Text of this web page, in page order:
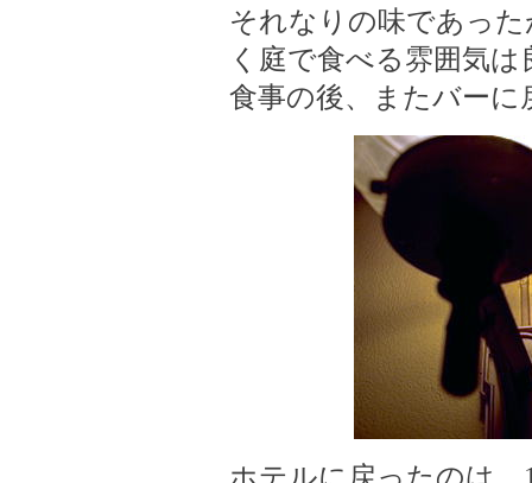
それなりの味であっ
く庭で食べる雰囲気
食事の後、またバー